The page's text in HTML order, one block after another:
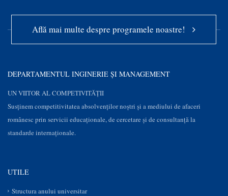
Află mai multe despre programele noastre!
DEPARTAMENTUL INGINERIE ȘI MANAGEMENT
UN VIITOR AL COMPETIVITĂȚII
Susţinem competitivitatea absolvenților noștri și a mediului de afaceri
românesc prin servicii educaţionale, de cercetare şi de consultanţă la
standarde internaționale.
UTILE
Structura anului universitar